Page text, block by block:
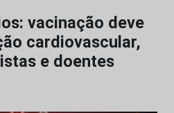
vacinação deve
cardiovascular,
e doentes